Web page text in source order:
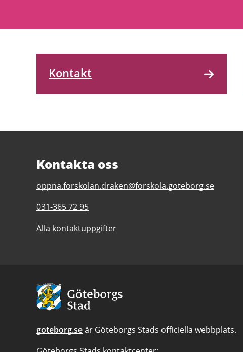
Kontakt
Kontakta oss
E-
till
Öppna
förskolan
oppna.forskolan.draken@forskola.goteborg.se
Telefonnummer
Öppna
031-365 72 95
Alla kontaktuppgifter
Avsändare:
Göteborgs
Stad
goteborg.seär Göteborgs Stads officiella webbplats.